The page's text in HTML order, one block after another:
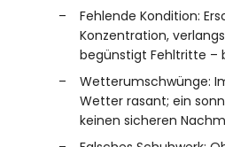
Fehlende Kondition:
Konzentration,
begünstigt Fehltritte –
Wetterumschwünge:
Wetter rasant; ein
keinen sicheren